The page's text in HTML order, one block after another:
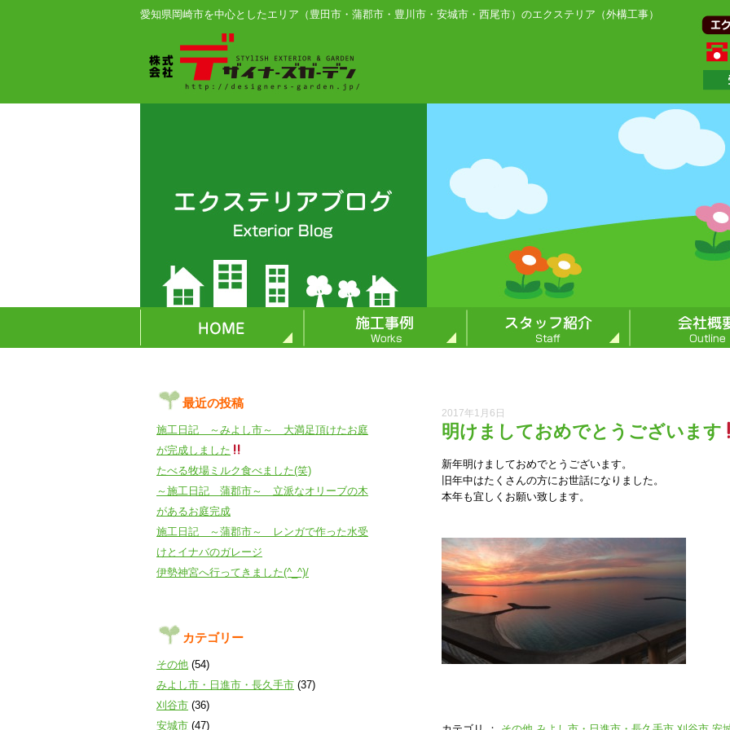
愛知県岡崎市を中心としたエリア（豊田市・蒲郡市・豊川市・安城市・西尾市）のエクステリア（外構工事）
2017年1月6日
明けましておめでとうございます
新年明けましておめでとうございます。
旧年中はたくさんの方にお世話になりました。
本年も宜しくお願い致します。
最近の投稿
施工日記 ～みよし市～ 大満足頂けたお庭
が完成しました
たべる牧場ミルク食べました(笑)
～施工日記 蒲郡市～ 立派なオリーブの木
があるお庭完成
施工日記 ～蒲郡市～ レンガで作った水受
けとイナバのガレージ
伊勢神宮へ行ってきました(^_^)/
カテゴリー
その他 (54)
みよし市・日進市・長久手市 (37)
刈谷市 (36)
安城市 (47)